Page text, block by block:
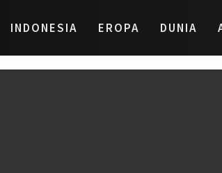
INDONESIA EROPA DUNIA